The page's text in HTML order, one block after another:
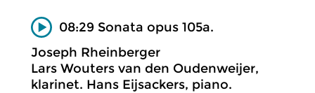
08:29 Sonata opus 105a.
Joseph Rheinberger
Lars Wouters van den Oudenweijer,
klarinet. Hans Eijsackers, piano.